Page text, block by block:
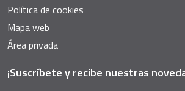
Política de cookies
Mapa web
Área privada
¡Suscríbete y recibe nuestras